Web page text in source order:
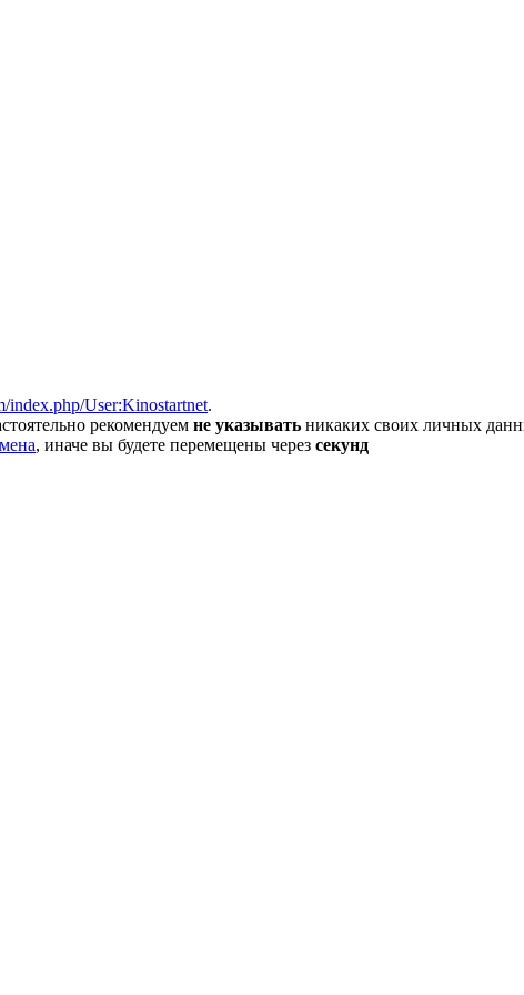
index.php/User:Kinostartnet.
рекомендуем не указывать никаких своих личных
, иначе вы будете перемещены через секунд